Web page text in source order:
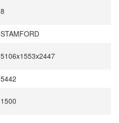
8
STAMFORD
5106x1553x2447
5442
1500